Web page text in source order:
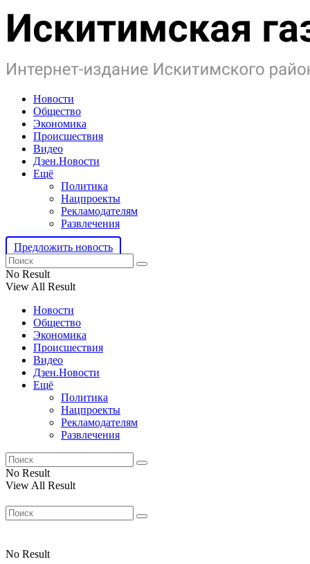
Новости
Общество
Экономика
Происшествия
Видео
Дзен.Новости
Ещё
Политика
Нацпроекты
Рекламодателям
Развлечения
Предложить новость
No Result
View All Result
Новости
Общество
Экономика
Происшествия
Видео
Дзен.Новости
Ещё
Политика
Нацпроекты
Рекламодателям
Развлечения
No Result
View All Result
No Result